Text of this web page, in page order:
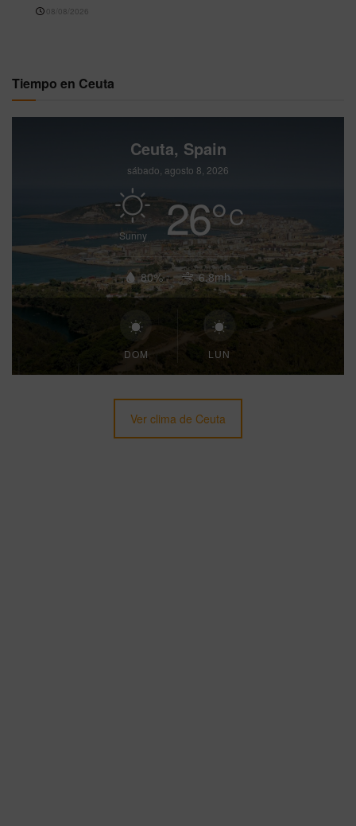
08/08/2026
Tiempo en Ceuta
Ceuta, Spain
sábado, agosto 8, 2026
Sunny 26°C
80% 6.8mh
DOM LUN
Ver clima de Ceuta